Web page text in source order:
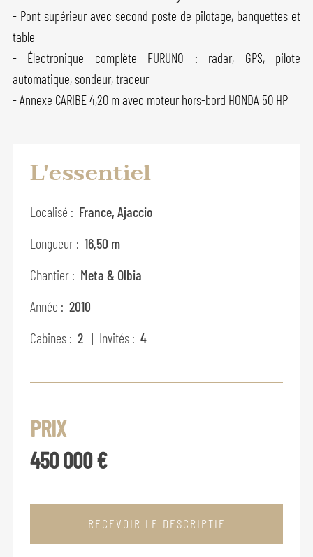
- Pont supérieur avec second poste de pilotage, banquettes et
table
- Électronique complète FURUNO : radar, GPS, pilote
automatique, sondeur, traceur
- Annexe CARIBE 4,20 m avec moteur hors-bord HONDA 50 HP
L'essentiel
Localisé : France, Ajaccio
Longueur : 16,50 m
Chantier : Meta & Olbia
Année : 2010
Cabines : 2 | Invités : 4
PRIX
450 000 €
RECEVOIR LE DESCRIPTIF